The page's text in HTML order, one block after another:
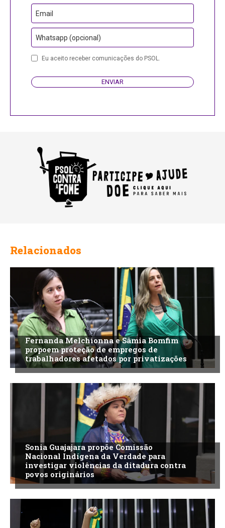
Email
Whatsapp (opcional)
Eu aceito receber comunicações do PSOL.
ENVIAR
Relacionados
Fernanda Melchionna e Sâmia Bomfim
propoem proteção de empregos de
trabalhadores afetados por privatizações
Sonia Guajajara propõe Comissão
Nacional Indígena da Verdade para
investigar violências da ditadura contra
povos originários